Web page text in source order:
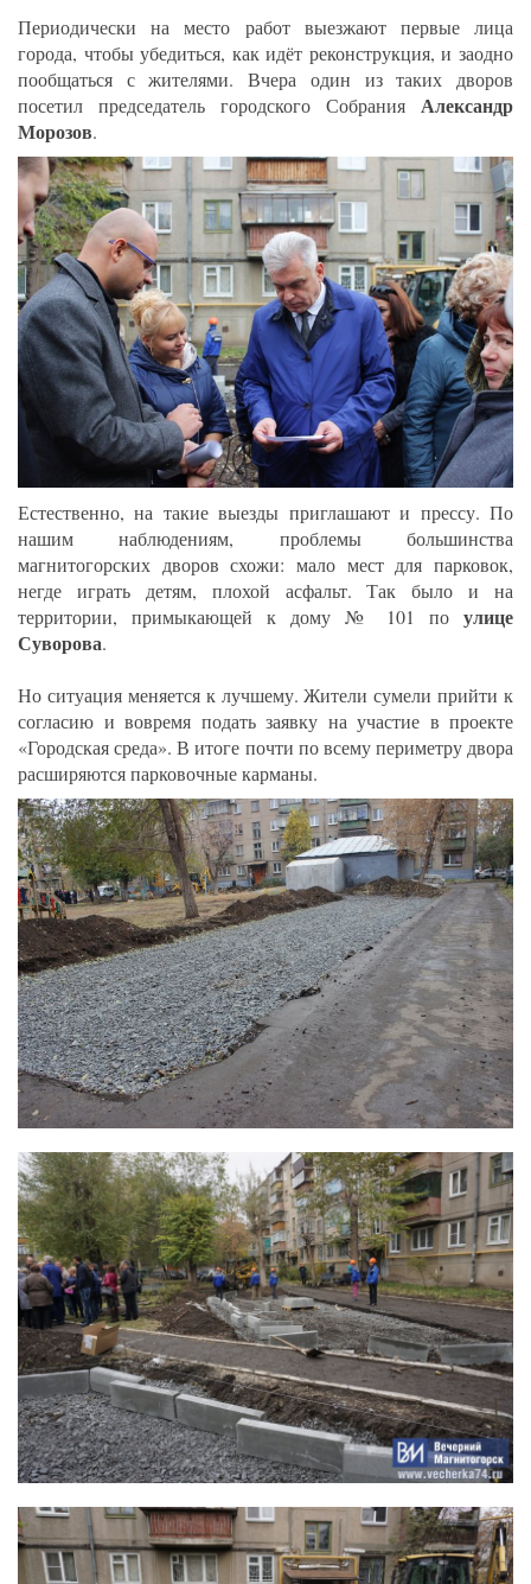
Периодически на место работ выезжают первые лица
города, чтобы убедиться, как идёт реконструкция, и заодно
пообщаться с жителями. Вчера один из таких дворов
посетил председатель городского Собрания Александр
Морозов.
Естественно, на такие выезды приглашают и прессу. По
нашим наблюдениям, проблемы большинства
магнитогорских дворов схожи: мало мест для парковок,
негде играть детям, плохой асфальт. Так было и на
территории, примыкающей к дому № 101 по улице
Суворова.
Но ситуация меняется к лучшему. Жители сумели прийти к
согласию и вовремя подать заявку на участие в проекте
«Городская среда». В итоге почти по всему периметру двора
расширяются парковочные карманы.